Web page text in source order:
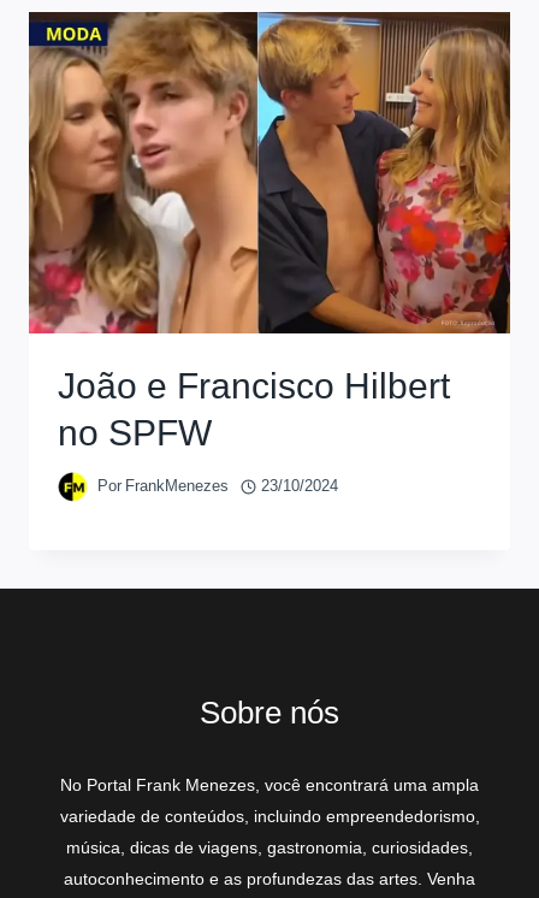
João e Francisco Hilbert
no SPFW
Por FrankMenezes 23/10/2024
Sobre nós
No Portal Frank Menezes, você encontrará uma ampla
variedade de conteúdos, incluindo empreendedorismo,
música, dicas de viagens, gastronomia, curiosidades,
autoconhecimento e as profundezas das artes. Venha